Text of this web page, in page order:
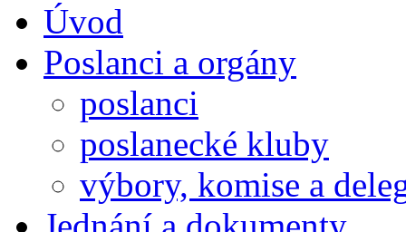
Úvod
Poslanci a orgány
poslanci
poslanecké kluby
výbory, komise a